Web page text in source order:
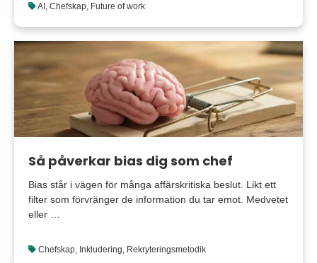
AI , Chefskap, Future of work
Så påverkar bias dig som chef
Bias står i vägen för många affärskritiska beslut. Likt ett
filter som förvränger de information du tar emot. Medvetet
eller …
Chefskap, Inkludering, Rekryteringsmetodik